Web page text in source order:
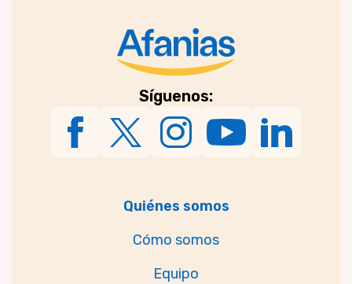
Síguenos:
Quiénes somos
Cómo somos
Equipo